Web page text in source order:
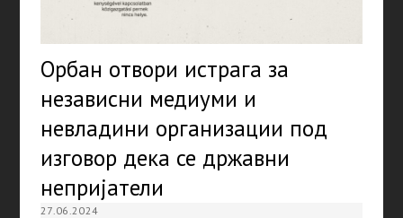
Орбан отвори истрага за
независни медиуми и
невладини организации под
изговор дека се државни
непријатели
27.06.2024